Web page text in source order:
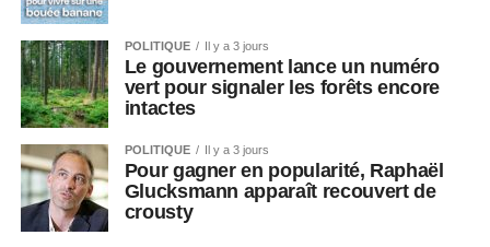
POLITIQUE Il y a 3 jours
Le gouvernement lance un numéro
vert pour signaler les forêts encore
intactes
POLITIQUE Il y a 3 jours
Pour gagner en popularité, Raphaël
Glucksmann apparaît recouvert de
crousty